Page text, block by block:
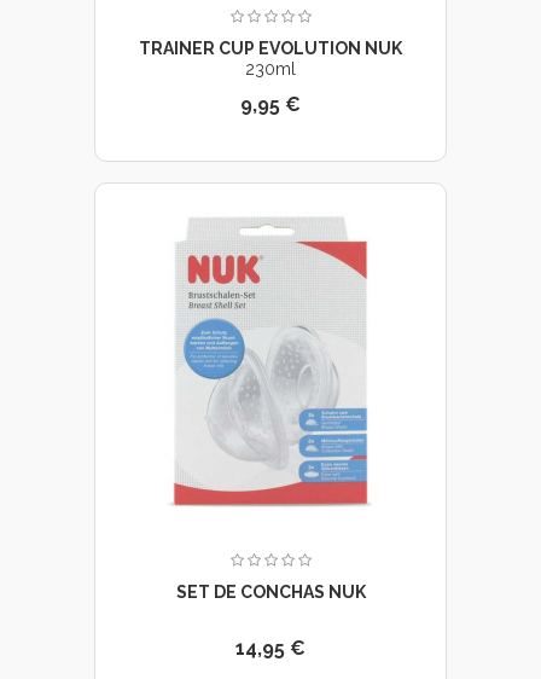
TRAINER CUP EVOLUTION NUK
230ml
9,95 €
SET DE CONCHAS NUK
14,95 €